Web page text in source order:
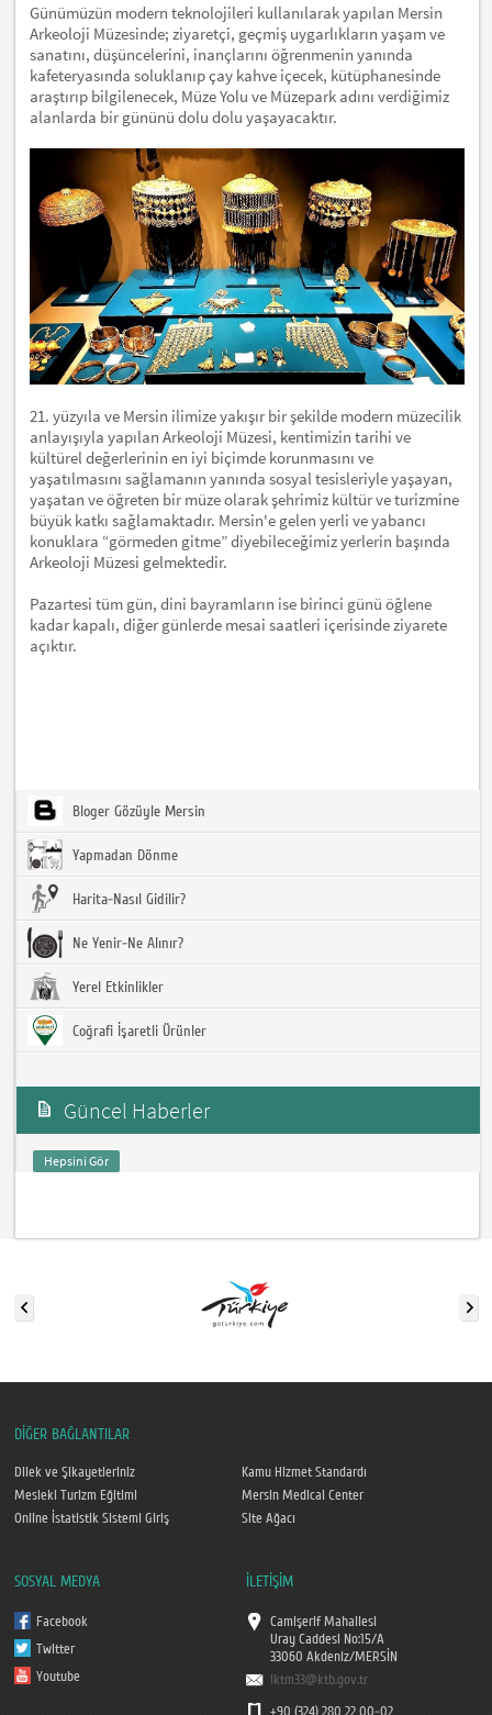
Günümüzün modern teknolojileri kullanılarak yapılan Mersin
Arkeoloji Müzesinde; ziyaretçi, geçmiş uygarlıkların yaşam ve
sanatını, düşüncelerini, inançlarını öğrenmenin yanında
kafeteryasında soluklanıp çay kahve içecek, kütüphanesinde
araştırıp bilgilenecek, Müze Yolu ve Müzepark adını verdiğimiz
alanlarda bir gününü dolu dolu yaşayacaktır.
21. yüzyıla ve Mersin ilimize yakışır bir şekilde modern müzecilik
anlayışıyla yapılan Arkeoloji Müzesi, kentimizin tarihi ve
kültürel değerlerinin en iyi biçimde korunmasını ve
yaşatılmasını sağlamanın yanında sosyal tesisleriyle yaşayan,
yaşatan ve öğreten bir müze olarak şehrimiz kültür ve turizmine
büyük katkı sağlamaktadır. Mersin'e gelen yerli ve yabancı
konuklara “görmeden gitme” diyebileceğimiz yerlerin başında
Arkeoloji Müzesi gelmektedir.
Pazartesi tüm gün, dini bayramların ise birinci günü öğlene
kadar kapalı, diğer günlerde mesai saatleri içerisinde ziyarete
açıktır.
Bloger Gözüyle Mersin
Yapmadan Dönme
Harita-Nasıl Gidilir?
Ne Yenir-Ne Alınır?
Yerel Etkinlikler
Coğrafi İşaretli Ürünler
Güncel Haberler
Hepsini Gör
DİĞER BAĞLANTILAR
Dilek ve Şikayetleriniz
Kamu Hizmet Standardı
Mesleki Turizm Eğitimi
Mersin Medical Center
Online İstatistik Sistemi Giriş
Site Ağacı
SOSYAL MEDYA
Facebook
Twitter
Youtube
İLETİŞİM
Camişerif Mahallesi
Uray Caddesi No:15/A
33060 Akdeniz/MERSİN
iktm33@ktb.gov.tr
+90 (324) 280 22 00-02